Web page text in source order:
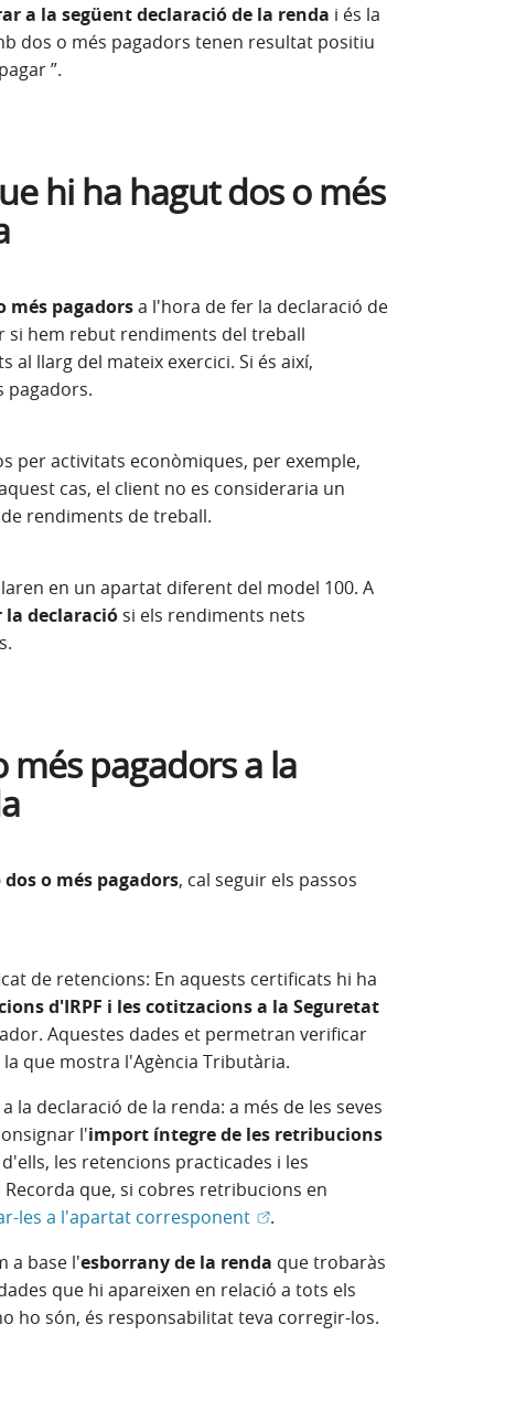
a la següent declaració de la renda i és la
dos o més pagadors tenen resultat positiu
”.
hi ha hagut dos o més
més pagadorsa l'hora de fer la declaració de
si hem rebut rendiments del treball
llarg del mateix exercici. Si és així,
pagadors.
per activitats econòmiques, per exemple,
cas, el client no es consideraria un
rendiments de treball.
en un apartat diferent del model 100. A
declaraciósi els rendiments nets
més pagadors a la
o més pagadors, cal seguir els passos
de retencions: En aquests certificats hi ha
d'IRPF i les cotitzacions a la Seguretat
Aquestes dades et permetran verificar
que mostra l'Agència Tributària.
la declaració de la renda: a més de les seves
l'import íntegre de les retribucions
les retencions practicades i les
que, si cobres retribucions en
les a l'apartat corresponent (Obre en finestra nova)
.
a base l'esborrany de la renda que trobaràs
que hi apareixen en relació a tots els
ho són, és responsabilitat teva corregir-los.